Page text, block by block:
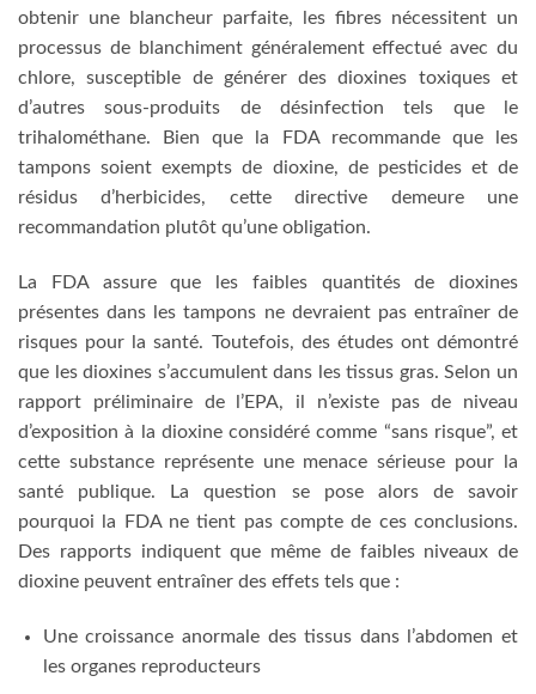
obtenir une blancheur parfaite, les fibres nécessitent un
processus de blanchiment généralement effectué avec du
chlore, susceptible de générer des dioxines toxiques et
d’autres sous-produits de désinfection tels que le
trihalométhane. Bien que la FDA recommande que les
tampons soient exempts de dioxine, de pesticides et de
résidus d’herbicides, cette directive demeure une
recommandation plutôt qu’une obligation.
La FDA assure que les faibles quantités de dioxines
présentes dans les tampons ne devraient pas entraîner de
risques pour la santé. Toutefois, des études ont démontré
que les dioxines s’accumulent dans les tissus gras. Selon un
rapport préliminaire de l’EPA, il n’existe pas de niveau
d’exposition à la dioxine considéré comme “sans risque”, et
cette substance représente une menace sérieuse pour la
santé publique. La question se pose alors de savoir
pourquoi la FDA ne tient pas compte de ces conclusions.
Des rapports indiquent que même de faibles niveaux de
dioxine peuvent entraîner des effets tels que :
Une croissance anormale des tissus dans l’abdomen et
les organes reproducteurs